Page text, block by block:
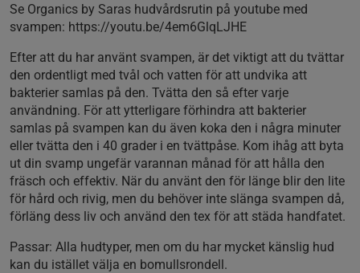
Se Organics by Saras hudvårdsrutin på youtube med
svampen: https://youtu.be/4em6GlqLJHE
Efter att du har använt svampen, är det viktigt att du tvättar
den ordentligt med tvål och vatten för att undvika att
bakterier samlas på den. Tvätta den så efter varje
användning. För att ytterligare förhindra att bakterier
samlas på svampen kan du även koka den i några minuter
eller tvätta den i 40 grader i en tvättpåse. Kom ihåg att byta
ut din svamp ungefär varannan månad för att hålla den
fräsch och effektiv. När du använt den för länge blir den lite
för hård och rivig, men du behöver inte slänga svampen då,
förläng dess liv och använd den tex för att städa handfatet.
Passar: Alla hudtyper, men om du har mycket känslig hud
kan du istället välja en bomullsrondell.